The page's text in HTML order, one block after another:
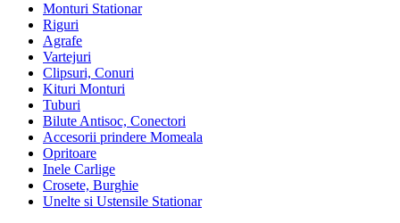
Monturi Stationar
Riguri
Agrafe
Vartejuri
Clipsuri, Conuri
Kituri Monturi
Tuburi
Bilute Antisoc, Conectori
Accesorii prindere Momeala
Opritoare
Inele Carlige
Crosete, Burghie
Unelte si Ustensile Stationar